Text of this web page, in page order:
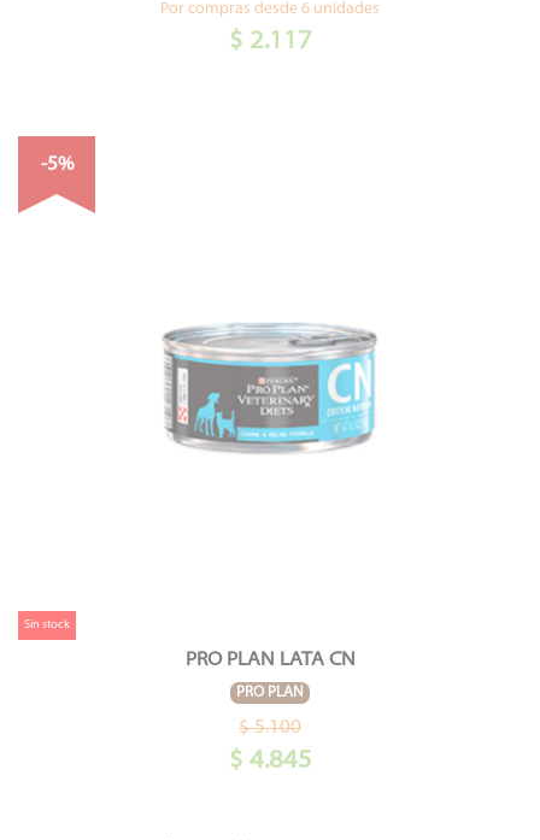
Por compras desde 6 unidades
$ 2.117
-5%
Sin stock
PRO PLAN LATA CN
PRO PLAN
$ 5.100
$ 4.845